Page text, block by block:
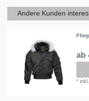
Andere Kunden
ab
*